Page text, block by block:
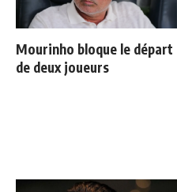
Mourinho bloque le départ
de deux joueurs